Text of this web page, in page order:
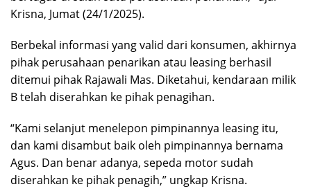
Krisna, Jumat (24/1/2025).
Berbekal informasi yang valid dari konsumen, akhirnya
pihak perusahaan penarikan atau leasing berhasil
ditemui pihak Rajawali Mas. Diketahui, kendaraan milik
B telah diserahkan ke pihak penagihan.
“Kami selanjut menelepon pimpinannya leasing itu,
dan kami disambut baik oleh pimpinannya bernama
Agus. Dan benar adanya, sepeda motor sudah
diserahkan ke pihak penagih,” ungkap Krisna.